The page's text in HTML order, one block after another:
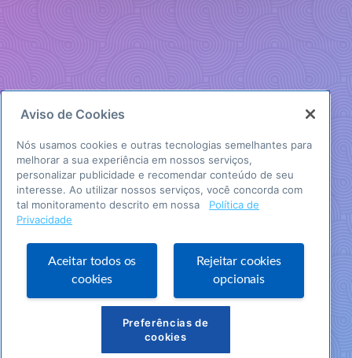
Aviso de Cookies
Nós usamos cookies e outras tecnologias semelhantes para
melhorar a sua experiência em nossos serviços,
personalizar publicidade e recomendar conteúdo de seu
interesse. Ao utilizar nossos serviços, você concorda com
tal monitoramento descrito em nossa
Política de
Privacidade
Aceitar todos os
cookies
Rejeitar cookies
opcionais
Preferências de
cookies